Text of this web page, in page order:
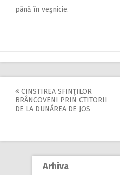
până în veşnicie.
Post
CINSTIREA SFINŢILOR
BRÂNCOVENI PRIN CTITORII
DE LA DUNĂREA DE JOS
Arhiva